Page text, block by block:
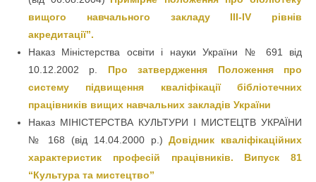
вищого навчального закладу III-IV рівнів
акредитації”.
Наказ Міністерства освіти і науки України № 691 від
10.12.2002 р. Про затвердження Положення про
систему підвищення кваліфікації бібліотечних
працівників вищих навчальних закладів України
Наказ МІНІСТЕРСТВА КУЛЬТУРИ І МИСТЕЦТВ УКРАЇНИ
№ 168 (від 14.04.2000 р.) Довідник кваліфікаційних
характеристик професій працівників. Випуск 81
“Культура та мистецтво”